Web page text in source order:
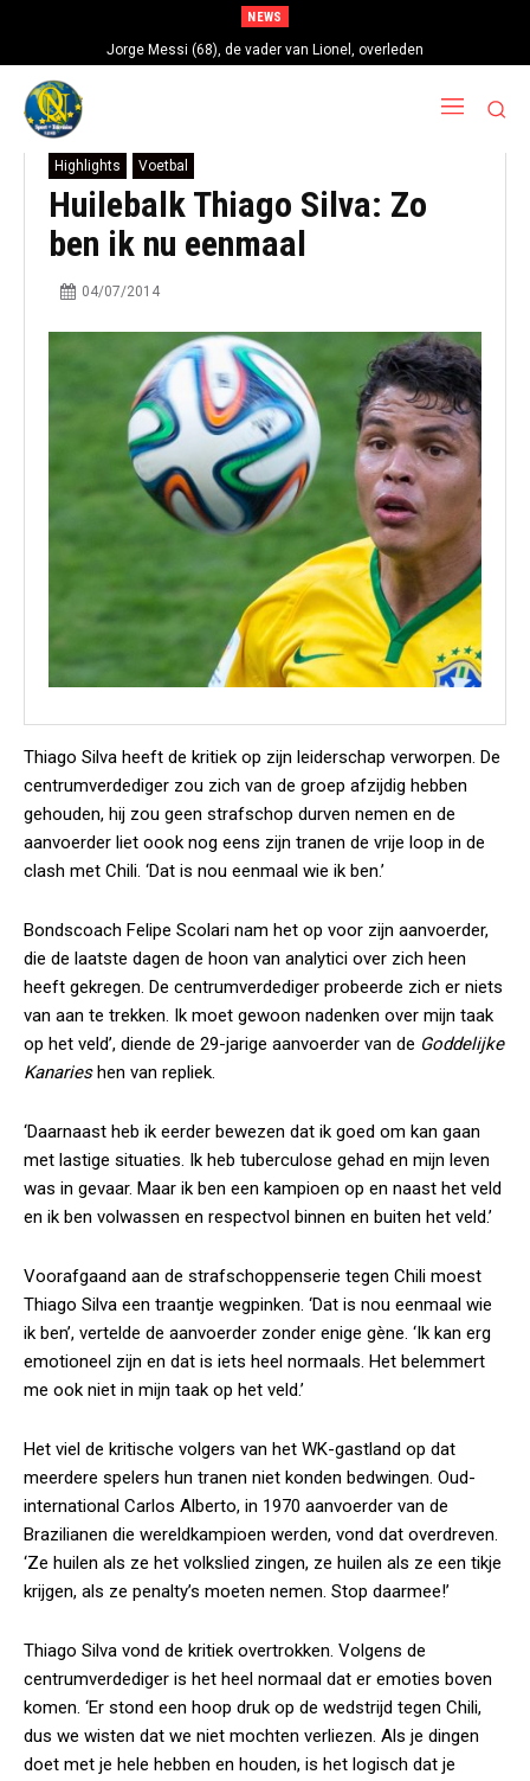
NEWS
Jorge Messi (68), de vader van Lionel, overleden
Highlights Voetbal
Huilebalk Thiago Silva: Zo
ben ik nu eenmaal
04/07/2014
Thiago Silva heeft de kritiek op zijn leiderschap verworpen. De
centrumverdediger zou zich van de groep afzijdig hebben
gehouden, hij zou geen strafschop durven nemen en de
aanvoerder liet oook nog eens zijn tranen de vrije loop in de
clash met Chili. ‘Dat is nou eenmaal wie ik ben.’
Bondscoach Felipe Scolari nam het op voor zijn aanvoerder,
die de laatste dagen de hoon van analytici over zich heen
heeft gekregen. De centrumverdediger probeerde zich er niets
van aan te trekken. Ik moet gewoon nadenken over mijn taak
op het veld’, diende de 29-jarige aanvoerder van de Goddelijke
Kanarieshen van repliek.
‘Daarnaast heb ik eerder bewezen dat ik goed om kan gaan
met lastige situaties. Ik heb tuberculose gehad en mijn leven
was in gevaar. Maar ik ben een kampioen op en naast het veld
en ik ben volwassen en respectvol binnen en buiten het veld.’
Voorafgaand aan de strafschoppenserie tegen Chili moest
Thiago Silva een traantje wegpinken. ‘Dat is nou eenmaal wie
ik ben’, vertelde de aanvoerder zonder enige gène. ‘Ik kan erg
emotioneel zijn en dat is iets heel normaals. Het belemmert
me ook niet in mijn taak op het veld.’
Het viel de kritische volgers van het WK-gastland op dat
meerdere spelers hun tranen niet konden bedwingen. Oud-
international Carlos Alberto, in 1970 aanvoerder van de
Brazilianen die wereldkampioen werden, vond dat overdreven.
‘Ze huilen als ze het volkslied zingen, ze huilen als ze een tikje
krijgen, als ze penalty’s moeten nemen. Stop daarmee!’
Thiago Silva vond de kritiek overtrokken. Volgens de
centrumverdediger is het heel normaal dat er emoties boven
komen. ‘Er stond een hoop druk op de wedstrijd tegen Chili,
dus we wisten dat we niet mochten verliezen. Als je dingen
doet met je hele hebben en houden, is het logisch dat je